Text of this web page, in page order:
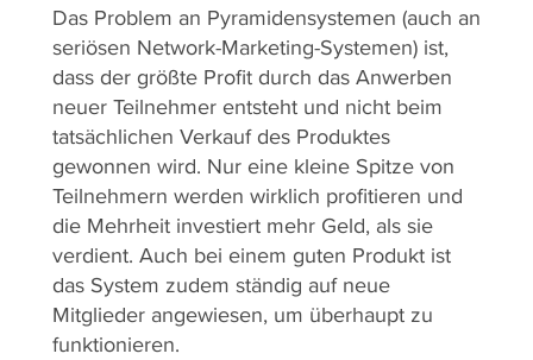
Das Problem an Pyramidensystemen (auch an
seriösen Network-Marketing-Systemen) ist,
dass der größte Profit durch das Anwerben
neuer Teilnehmer entsteht und nicht beim
tatsächlichen Verkauf des Produktes
gewonnen wird. Nur eine kleine Spitze von
Teilnehmern werden wirklich profitieren und
die Mehrheit investiert mehr Geld, als sie
verdient. Auch bei einem guten Produkt ist
das System zudem ständig auf neue
Mitglieder angewiesen, um überhaupt zu
funktionieren.